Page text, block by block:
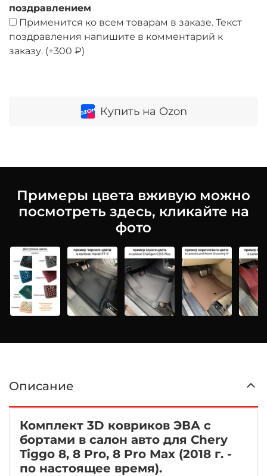
Купить на Ozon
поздравлением
Применится ко всем товарам в заказе. Текст
поздравления напишите в комментарий к
заказу. (+300 ₽)
Примеры цвета вживую можно
посмотреть здесь, кликайте на
фото
Описание
Комплект 3D ковриков ЭВА с
бортами в салон авто для Chery
Tiggo 8, 8 Pro, 8 Pro Max (2018 г. -
по настоящее время).